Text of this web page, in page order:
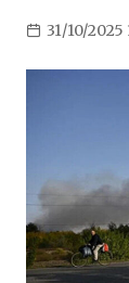
31/10/2025